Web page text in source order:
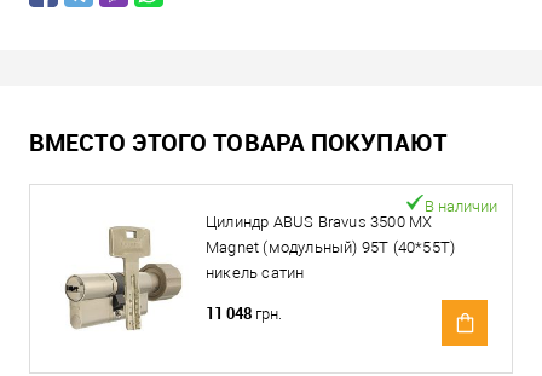
ВМЕСТО ЭТОГО ТОВАРА ПОКУПАЮТ
Цилиндр ABUS Bravus 3500 MX
Magnet (модульный) 95T (40*55T)
никель сатин
В наличии
11 048 грн.